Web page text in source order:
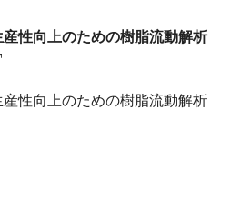
性向上のための樹脂流動解析
性向上のための樹脂流動解析